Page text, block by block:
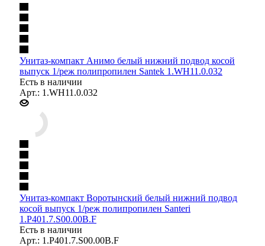
Унитаз-компакт Анимо белый нижний подвод косой
выпуск 1/реж полипропилен Santek 1.WH11.0.032
Есть в наличии
Арт.: 1.WH11.0.032
Унитаз-компакт Воротынский белый нижний подвод
косой выпуск 1/реж полипропилен Santeri
1.P401.7.S00.00B.F
Есть в наличии
Арт.: 1.P401.7.S00.00B.F